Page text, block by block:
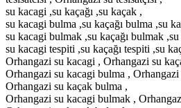
su kacagi ,su kaçağı ,su kaçak ,
su kacagi bulma ,su kaçağı bulma ,su
su kacagi bulmak ,su kaçağı bulmak
su kacagi tespiti ,su kaçağı tespiti ,su
Orhangazi su kacagi , Orhangazi su
Orhangazi su kacagi bulma , Orhangazi
Orhangazi su kaçak bulma ,
Orhangazi su kacagi bulmak ,